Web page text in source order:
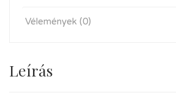
Vélemények (0)
Leírás